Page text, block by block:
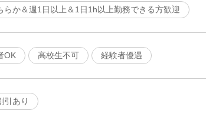
らか＆週1日以上＆1日1h以上勤務できる方歓迎
OK 高校生不可 経験者優遇
引あり